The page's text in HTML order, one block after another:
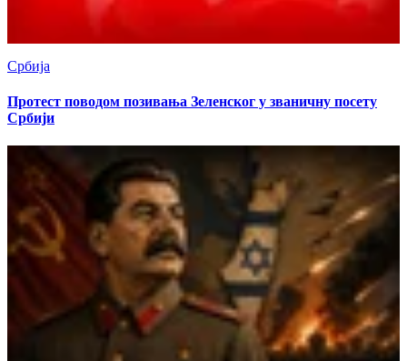
Србија
Протест поводом позивања Зеленског у званичну посету
Србији